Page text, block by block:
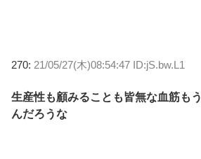
270: 21/05/27(木)08:54:47 ID:jS.bw.L1
生産性も顧みることも皆無な血筋も
んだろうな